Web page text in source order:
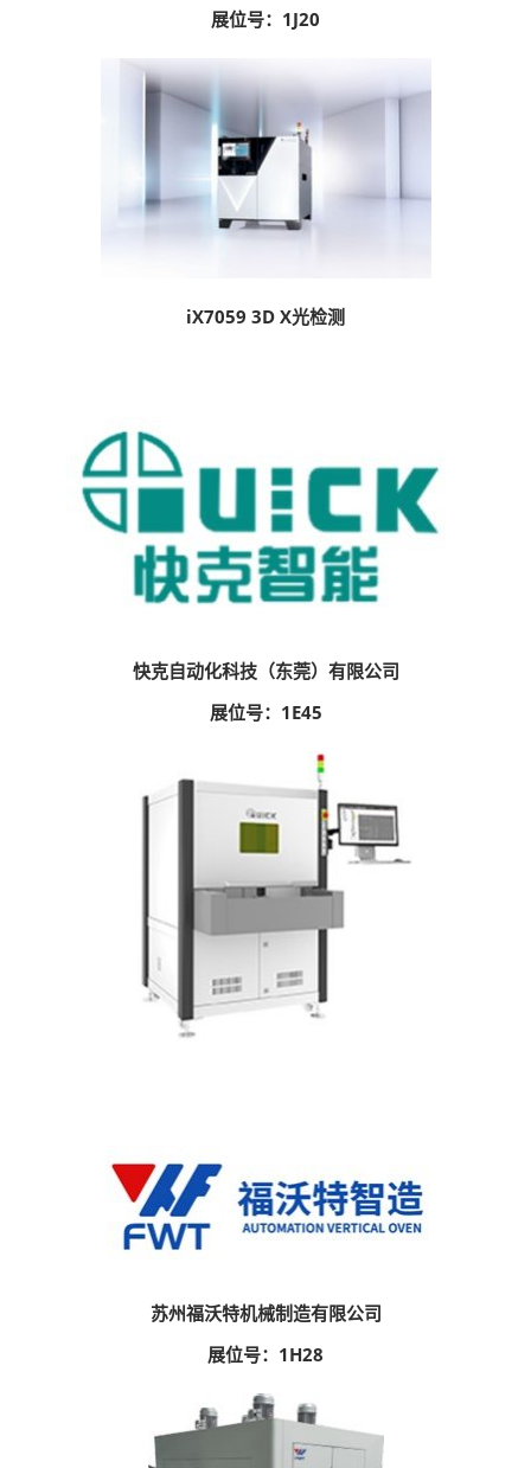
展位号：1J20
iX7059 3D X光检测
快克自动化科技（东莞）有限公司
展位号：1E45
苏州福沃特机械制造有限公司
展位号：1H28